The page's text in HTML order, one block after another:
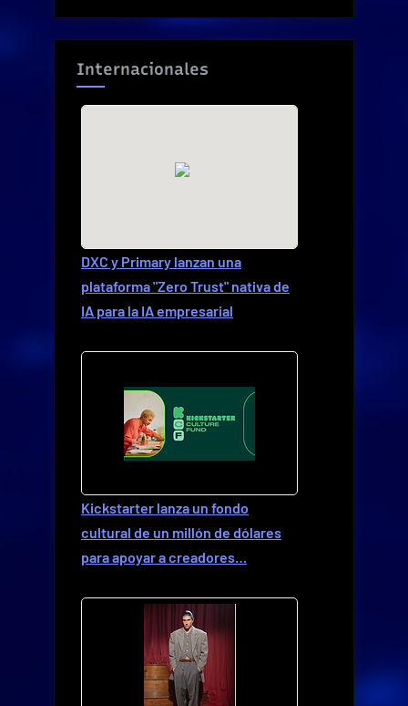
Internacionales
DXC y Primary lanzan una
plataforma "Zero Trust" nativa de
IA para la IA empresarial
Kickstarter lanza un fondo
cultural de un millón de dólares
para apoyar a creadores…